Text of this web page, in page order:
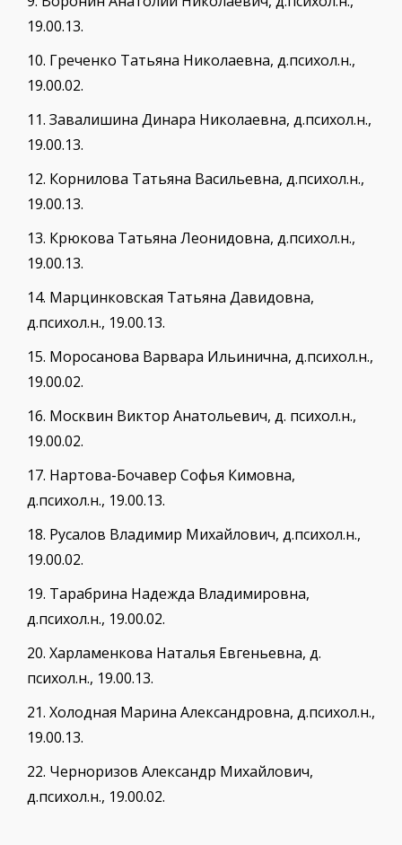
19.00.13.
10. Греченко Татьяна Николаевна, д.психол.н.,
19.00.02.
11. Завалишина Динара Николаевна, д.психол.н.,
19.00.13.
12. Корнилова Татьяна Васильевна, д.психол.н.,
19.00.13.
13. Крюкова Татьяна Леонидовна, д.психол.н.,
19.00.13.
14. Марцинковская Татьяна Давидовна,
д.психол.н., 19.00.13.
15. Моросанова Варвара Ильинична, д.психол.н.,
19.00.02.
16. Москвин Виктор Анатольевич, д. психол.н.,
19.00.02.
17. Нартова-Бочавер Софья Кимовна,
д.психол.н., 19.00.13.
18. Русалов Владимир Михайлович, д.психол.н.,
19.00.02.
19. Тарабрина Надежда Владимировна,
д.психол.н., 19.00.02.
20. Харламенкова Наталья Евгеньевна, д.
психол.н., 19.00.13.
21. Холодная Марина Александровна, д.психол.н.,
19.00.13.
22. Черноризов Александр Михайлович,
д.психол.н., 19.00.02.